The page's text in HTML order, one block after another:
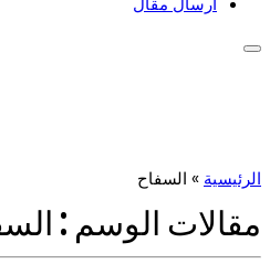
الرئيسية » السفاح
مقالات الوسم :